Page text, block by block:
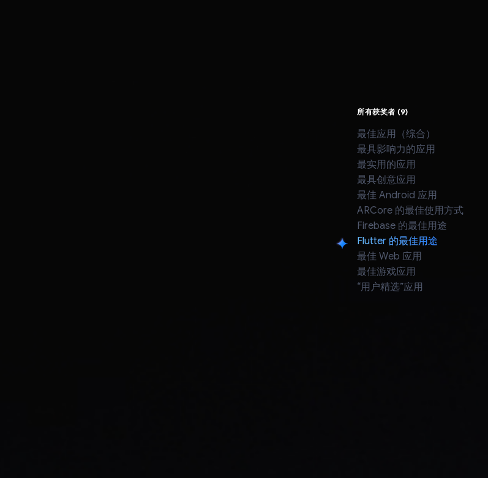
所有获奖者 (9)
最佳应用（综合）
最具影响力的应用
最实用的应用
最具创意应用
最佳 Android 应用
ARCore 的最佳使用方式
Firebase 的最佳用途
Flutter 的最佳用途
Flutter 的最佳用途
最佳 Web 应用
最佳游戏应用
“用户精选”应用